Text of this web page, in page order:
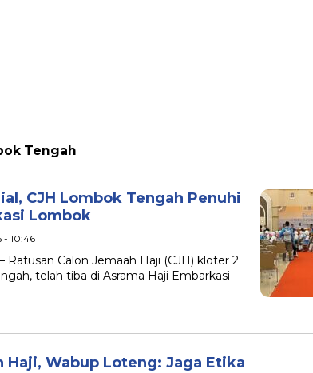
Tengah
CJH Lombok Tengah Penuhi
Lombok
- 10:46
Ratusan Calon Jemaah Haji (CJH) kloter 2
telah tiba di Asrama Haji Embarkasi
Haji, Wabup Loteng: Jaga Etika